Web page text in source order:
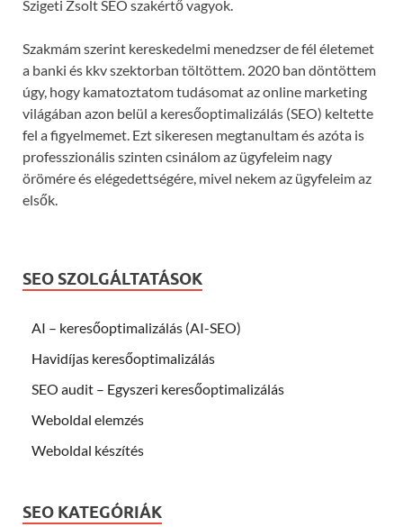
Szigeti Zsolt SEO szakértő vagyok.
Szakmám szerint kereskedelmi menedzser de fél életemet
a banki és kkv szektorban töltöttem. 2020 ban döntöttem
úgy, hogy kamatoztatom tudásomat az online marketing
világában azon belül a keresőoptimalizálás (SEO) keltette
fel a figyelmemet. Ezt sikeresen megtanultam és azóta is
professzionális szinten csinálom az ügyfeleim nagy
örömére és elégedettségére, mivel nekem az ügyfeleim az
elsők.
SEO SZOLGÁLTATÁSOK
AI – keresőoptimalizálás (AI-SEO)
Havidíjas keresőoptimalizálás
SEO audit – Egyszeri keresőoptimalizálás
Weboldal elemzés
Weboldal készítés
SEO KATEGÓRIÁK